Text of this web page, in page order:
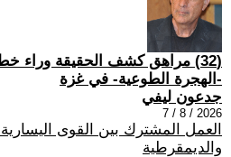
(32) مراهق كشف الحقيقة وراء
-الهجرة الطوعية- في غزة
جدعون ليفي
2026 / 8 / 7
العمل المشترك بين القوى اليسارية
والديمقرطية